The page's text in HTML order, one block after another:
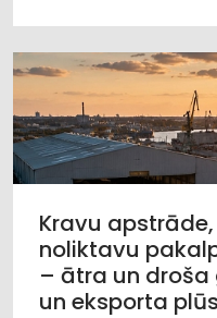
Kravu
noliktavu
– ātra un
un eksporta